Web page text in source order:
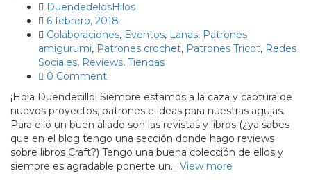
DuendedelosHilos
6 febrero, 2018
Colaboraciones, Eventos, Lanas, Patrones
amigurumi, Patrones crochet, Patrones Tricot, Redes
Sociales, Reviews, Tiendas
0 Comment
¡Hola Duendecillo! Siempre estamos a la caza y captura de
nuevos proyectos, patrones e ideas para nuestras agujas.
Para ello un buen aliado son las revistas y libros (¿ya sabes
que en el blog tengo una sección donde hago reviews
sobre libros Craft?) Tengo una buena colección de ellos y
siempre es agradable ponerte un… View more